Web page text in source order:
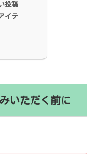
投稿
イテ
いただく前に